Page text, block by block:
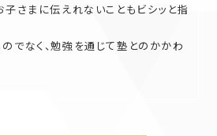
子さまに伝えれないこともビシッと指
でなく、勉強を通じて塾とのかかわ